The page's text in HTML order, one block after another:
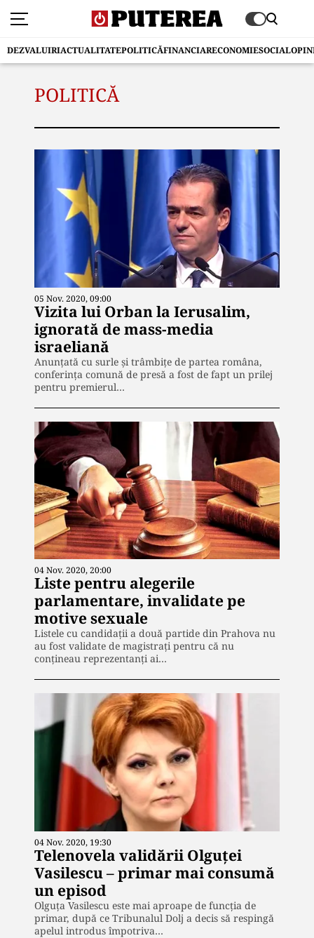
DEZVALUIRIACTUALITATEPOLITICĂFINANCIARECONOMIESOCIAL
POLITICĂ
05 Nov. 2020, 09:00
Vizita lui Orban la Ierusalim,
ignorată de mass-media
israeliană
Anunțată cu surle și trâmbițe de partea româna,
conferința comună de presă a fost de fapt un prilej
pentru premierul…
04 Nov. 2020, 20:00
Liste pentru alegerile
parlamentare, invalidate pe
motive sexuale
Listele cu candidații a două partide din Prahova nu
au fost validate de magistrați pentru că nu
conțineau reprezentanți ai…
04 Nov. 2020, 19:30
Telenovela validării Olguței
Vasilescu – primar mai consumă
un episod
Olguța Vasilescu este mai aproape de funcția de
primar, după ce Tribunalul Dolj a decis să respingă
apelul introdus împotriva…